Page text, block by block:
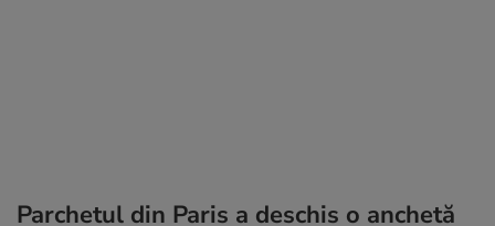
Parchetul din Paris a deschis o anchetă